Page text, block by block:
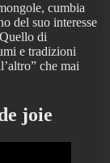
cumbia
del suo interesse
di
e tradizioni
che mai
joie